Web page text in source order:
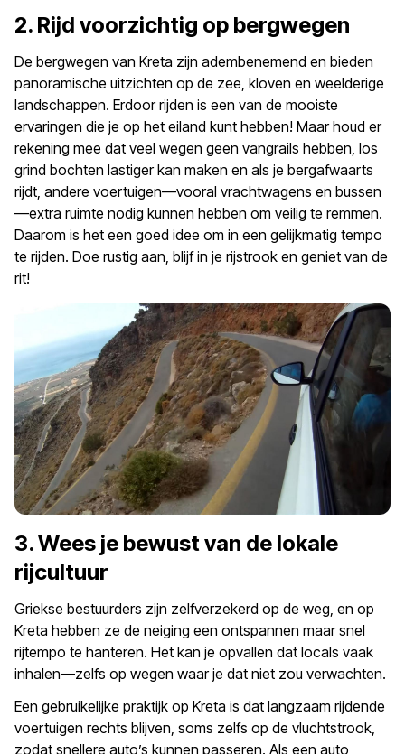
2. Rijd voorzichtig op bergwegen
De bergwegen van Kreta zijn adembenemend en bieden
panoramische uitzichten op de zee, kloven en weelderige
landschappen. Erdoor rijden is een van de mooiste
ervaringen die je op het eiland kunt hebben! Maar houd er
rekening mee dat veel wegen geen vangrails hebben, los
grind bochten lastiger kan maken en als je bergafwaarts
rijdt, andere voertuigen—vooral vrachtwagens en bussen
—extra ruimte nodig kunnen hebben om veilig te remmen.
Daarom is het een goed idee om in een gelijkmatig tempo
te rijden. Doe rustig aan, blijf in je rijstrook en geniet van de
rit!
3. Wees je bewust van de lokale
rijcultuur
Griekse bestuurders zijn zelfverzekerd op de weg, en op
Kreta hebben ze de neiging een ontspannen maar snel
rijtempo te hanteren. Het kan je opvallen dat locals vaak
inhalen—zelfs op wegen waar je dat niet zou verwachten.
Een gebruikelijke praktijk op Kreta is dat langzaam rijdende
voertuigen rechts blijven, soms zelfs op de vluchtstrook,
zodat snellere auto’s kunnen passeren. Als een auto